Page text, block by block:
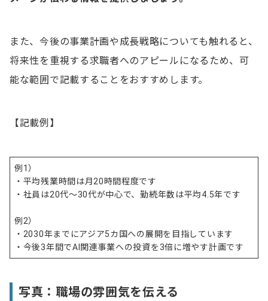
また、今後の事業計画や成長戦略についても触れると、
将来性を重視する求職者へのアピールになるため、可
能な範囲で記載することをおすすめします。
【記載例】
例1）
・平均残業時間は月20時間程度です
・社員は20代〜30代が中心で、勤続年数は平均4.5年です
例2）
・2030年までにアジア5カ国への展開を目指しています
・今後3年間でAI関連事業への投資を3倍に増やす計画です
写真：職場の雰囲気を伝える